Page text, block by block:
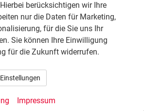
dunkel getönt (Privacy
System: Fahrprofilauswahl
Fahrassistenz-System: Autom.
/ PCC) mit vorausschauender
Fahrassistenz-System:
Notrufsystem, Lenkrad
Leder) mit Multifunktion
elektr. verstell-, heiz-
berücksichtigen wir Ihre
nur die Daten für Marketing,
für die Sie uns Ihr
Sie können Ihre Einwilligung
für die Zukunft widerrufen.
Einstellungen
Impressum